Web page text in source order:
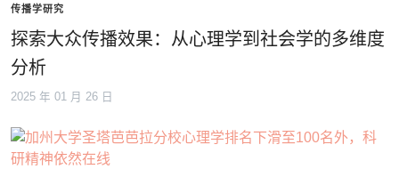
传播学研究
探索大众传播效果：从心理学到社会学的多维度
分析
2025 年 01 月 26 日